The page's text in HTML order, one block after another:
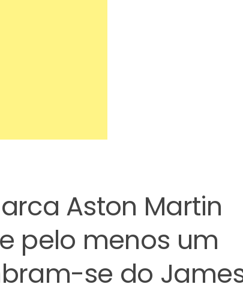
Aston Martin
pelo menos um
se do